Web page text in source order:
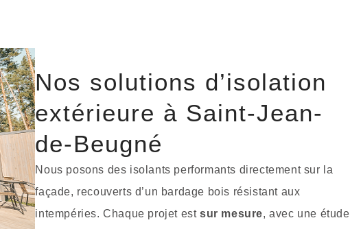
Nos solutions d’isolation
extérieure à Saint-Jean-
de-Beugné
Nous posons des isolants performants directement sur la
façade, recouverts d’un bardage bois résistant aux
intempéries. Chaque projet est sur mesure, avec une étude